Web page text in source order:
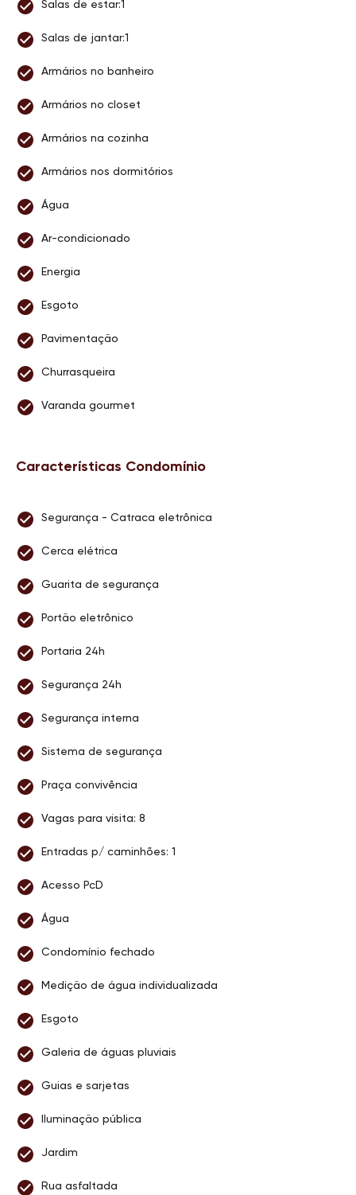
Salas de estar:1
Salas de jantar:1
Armários no banheiro
Armários no closet
Armários na cozinha
Armários nos dormitórios
Água
Ar-condicionado
Energia
Esgoto
Pavimentação
Churrasqueira
Varanda gourmet
Características Condomínio
Segurança - Catraca eletrônica
Cerca elétrica
Guarita de segurança
Portão eletrônico
Portaria 24h
Segurança 24h
Segurança interna
Sistema de segurança
Praça convivência
Vagas para visita: 8
Entradas p/ caminhões: 1
Acesso PcD
Água
Condomínio fechado
Medição de água individualizada
Esgoto
Galeria de águas pluviais
Guias e sarjetas
Iluminação pública
Jardim
Rua asfaltada